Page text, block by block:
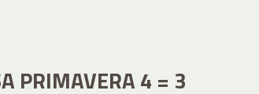
PRIMAVERA 4 = 3